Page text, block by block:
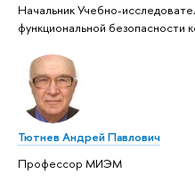
Начальник Учебно-
функциональной безопасности
Тютнев Андрей Павлович
Профессор МИЭМ